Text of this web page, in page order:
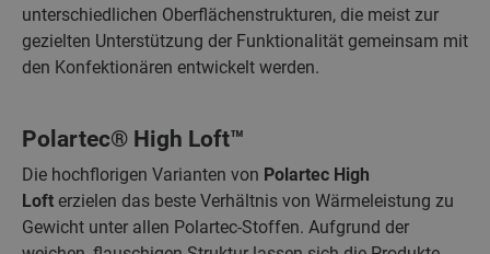
unterschiedlichen Oberflächenstrukturen, die meist zur
gezielten Unterstützung der Funktionalität gemeinsam mit
den Konfektionären entwickelt werden.
Polartec® High Loft™
Die hochflorigen Varianten von Polartec High
Loft erzielen das beste Verhältnis von Wärmeleistung zu
Gewicht unter allen Polartec-Stoffen. Aufgrund der